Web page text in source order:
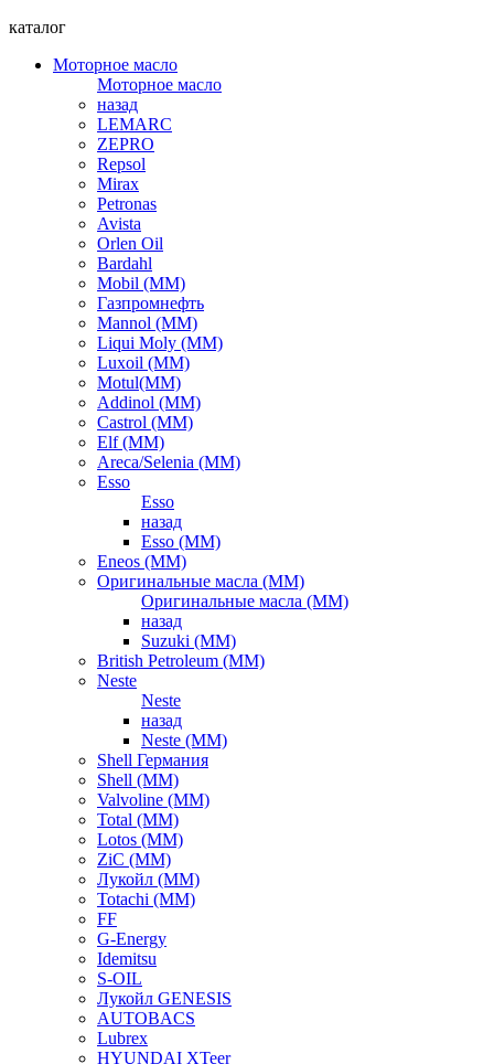
каталог
Моторное масло
Моторное масло
назад
LEMARC
ZEPRO
Repsol
Mirax
Petronas
Avista
Orlen Oil
Bardahl
Mobil (ММ)
Газпромнефть
Mannol (ММ)
Liqui Moly (ММ)
Luxoil (ММ)
Motul(ММ)
Addinol (ММ)
Castrol (ММ)
Elf (ММ)
Areca/Selenia (ММ)
Esso
Esso
назад
Esso (ММ)
Eneos (ММ)
Оригинальные масла (ММ)
Оригинальные масла (ММ)
назад
Suzuki (ММ)
British Petroleum (ММ)
Neste
Neste
назад
Neste (ММ)
Shell Германия
Shell (ММ)
Valvoline (ММ)
Total (ММ)
Lotos (ММ)
ZiC (ММ)
Лукойл (ММ)
Totachi (MM)
FF
G-Energy
Idemitsu
S-OIL
Лукойл GENESIS
AUTOBACS
Lubrex
HYUNDAI XTeer